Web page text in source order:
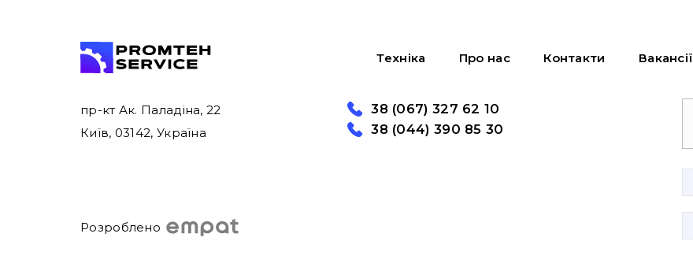
Техніка Про нас Контакти Вакансії
пр-кт Ак. Паладіна, 22
Київ, 03142, Україна
Розроблено
38 (067) 327 62 10
38 (044) 390 85 30